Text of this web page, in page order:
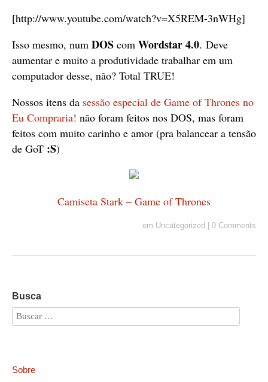
[http://www.youtube.com/watch?v=X5REM-3nWHg]
Isso mesmo, num DOS com Wordstar 4.0. Deve
aumentar e muito a produtividade trabalhar em um
computador desse, não? Total TRUE!
Nossos itens da sessão especial de Game of Thrones no
Eu Compraria! não foram feitos nos DOS, mas foram
feitos com muito carinho e amor (pra balancear a tensão
de GoT :S)
Camiseta Stark – Game of Thrones
em Uncategorized | 0 Comments
Busca
Sobre